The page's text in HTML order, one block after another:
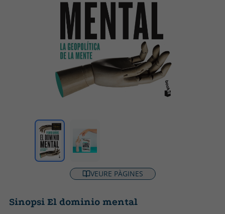
VEURE PÀGINES
Sinopsi El dominio mental